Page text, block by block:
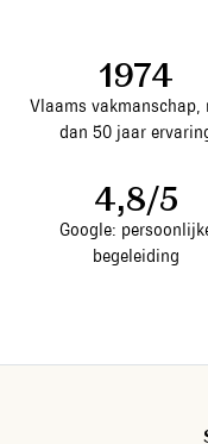
1974
Vlaams vakmanschap,
dan 50 jaar
4,8/5
Google:
begeleiding